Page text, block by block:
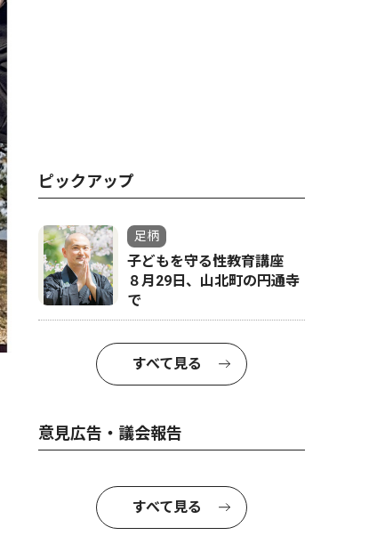
ピックアップ
足柄
子どもを守る性教育講座
８月29日、山北町の円通寺
で
すべて見る
意見広告・議会報告
すべて見る